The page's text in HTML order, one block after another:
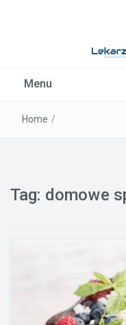
Menu
Home /
Tag: domowe